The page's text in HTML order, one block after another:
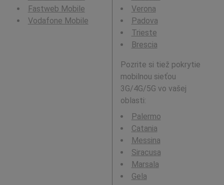
Fastweb Mobile
Vodafone Mobile
Verona
Padova
Trieste
Brescia
Pozrite si tiež pokrytie
mobilnou sieťou
3G/4G/5G vo vašej
oblasti:
Palermo
Catania
Messina
Siracusa
Marsala
Gela